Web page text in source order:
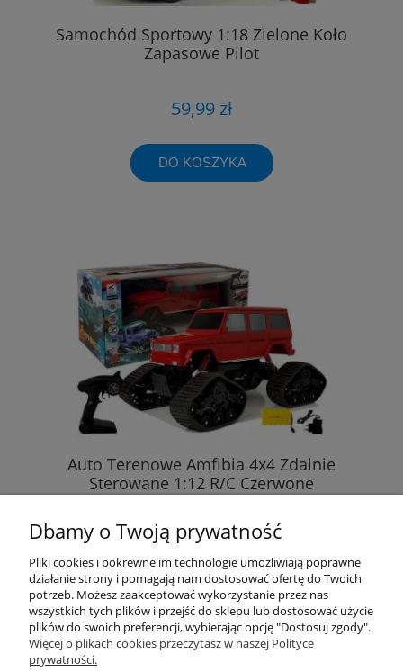
Samochód Sportowy 1:18 Zielone Koło
Zapasowe Pilot
59,99 zł
DO KOSZYKA
Auto Terenowe Amfibia 4x4 Zdalnie
Sterowane 1:12 R/C Czerwone
251,00 zł
DO KOSZYKA
Dbamy o Twoją prywatność
Pliki cookies i pokrewne im technologie umożliwiają poprawne
działanie strony i pomagają nam dostosować ofertę do Twoich
potrzeb. Możesz zaakceptować wykorzystanie przez nas
wszystkich tych plików i przejść do sklepu lub dostosować użycie
plików do swoich preferencji, wybierając opcję "Dostosuj zgody".
Więcej o plikach cookies przeczytasz w naszej Polityce
prywatności.